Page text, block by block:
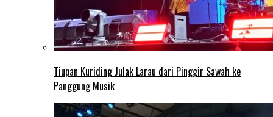
Tiupan Kuriding Julak Larau dari Pinggir Sawah ke
Panggung Musik